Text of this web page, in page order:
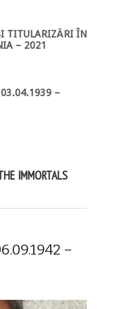
TITULARIZĂRI ÎN
– 2021
03.04.1939 –
IMMORTALS
–